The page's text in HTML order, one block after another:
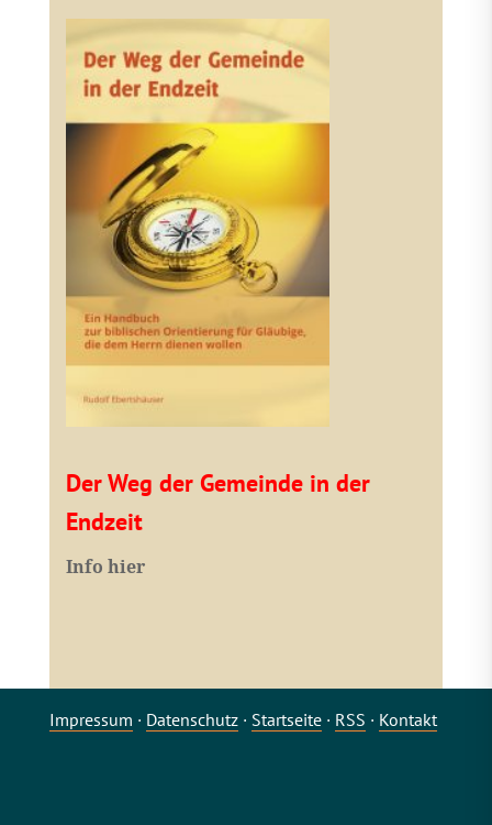
Der Weg der Gemeinde in der
Endzeit
Info hier
Impressum · Datenschutz· Startseite· RSS · Kontakt